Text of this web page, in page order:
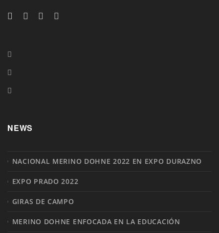
NEWS
NACIONAL MERINO DOHNE 2022 EN EXPO DURAZNO
EXPO PRADO 2022
GIRAS DE CAMPO
MERINO DOHNE ENFOCADA EN LA EDUCACIÓN